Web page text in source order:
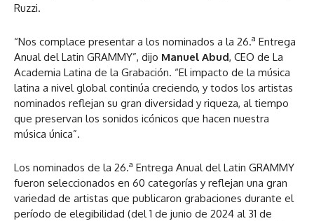
Ruzzi.
“Nos complace presentar a los nominados a la 26.a Entrega
Anual del Latin GRAMMY”, dijo Manuel Abud, CEO de La
Academia Latina de la Grabación. “El impacto de la música
latina a nivel global continúa creciendo, y todos los artistas
nominados reflejan su gran diversidad y riqueza, al tiempo
que preservan los sonidos icónicos que hacen nuestra
música única”.
Los nominados de la 26.a Entrega Anual del Latin GRAMMY
fueron seleccionados en 60 categorías y reflejan una gran
variedad de artistas que publicaron grabaciones durante el
período de elegibilidad (del 1 de junio de 2024 al 31 de